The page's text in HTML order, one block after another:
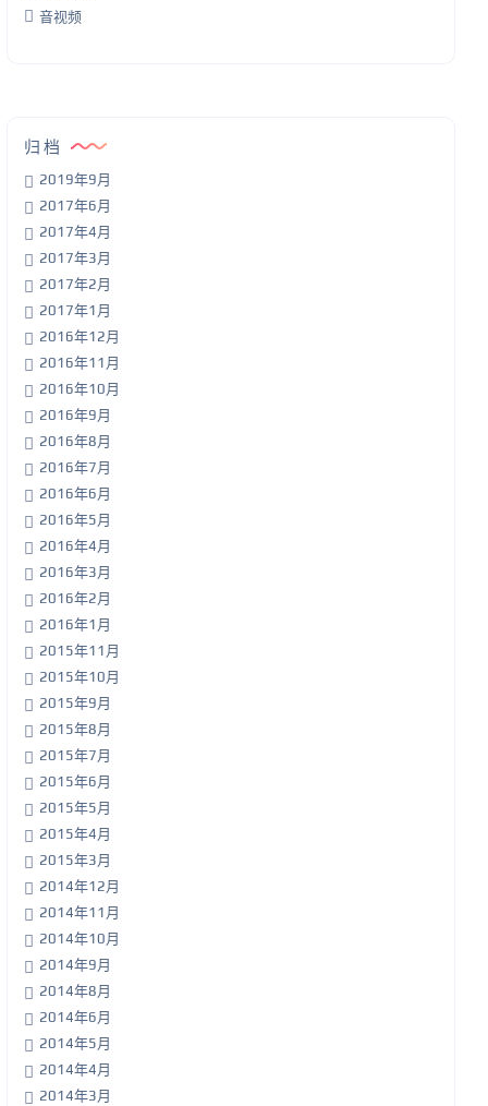
音视频
归档
2019年9月
2017年6月
2017年4月
2017年3月
2017年2月
2017年1月
2016年12月
2016年11月
2016年10月
2016年9月
2016年8月
2016年7月
2016年6月
2016年5月
2016年4月
2016年3月
2016年2月
2016年1月
2015年11月
2015年10月
2015年9月
2015年8月
2015年7月
2015年6月
2015年5月
2015年4月
2015年3月
2014年12月
2014年11月
2014年10月
2014年9月
2014年8月
2014年6月
2014年5月
2014年4月
2014年3月